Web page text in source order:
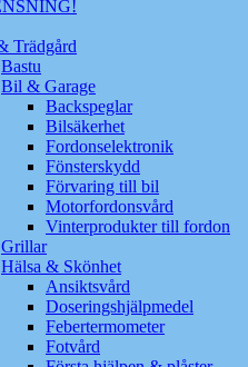
Trädgård
Bastu
Bil & Garage
Backspeglar
Bilsäkerhet
Fordonselektronik
Fönsterskydd
Förvaring till bil
Motorfordonsvård
Vinterprodukter till fordon
Grillar
Hälsa & Skönhet
Ansiktsvård
Doseringshjälpmedel
Febertermometer
Fotvård